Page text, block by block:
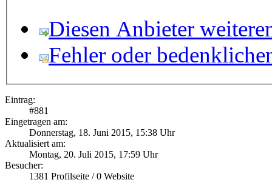
Diesen Anbieter
Fehler oder
Eintrag:
#881
Eingetragen am:
Donnerstag, 18. Juni 2015, 15:38 Uhr
Aktualisiert am:
Montag, 20. Juli 2015, 17:59 Uhr
Besucher:
1381 Profilseite /0 Website